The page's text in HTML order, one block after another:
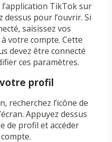
TikTok sur
pour l’ouvrir. Si
saisissez vos
votre compte. Cette
devez être connecté
ces paramètres.
votre profil
recherchez l’icône de
Appuyez dessus
de profil et accéder